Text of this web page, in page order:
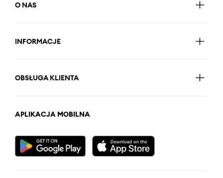
O NAS
INFORMACJE
OBSŁUGA KLIENTA
APLIKACJA MOBILNA